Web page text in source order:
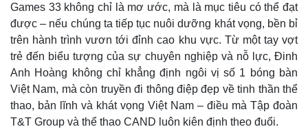
Games 33 không chỉ là mơ ước, mà là mục tiêu có thể đạt
được – nếu chúng ta tiếp tục nuôi dưỡng khát vọng, bền bỉ
trên hành trình vươn tới đỉnh cao khu vực. Từ một tay vợt
trẻ đến biểu tượng của sự chuyên nghiệp và nỗ lực, Đinh
Anh Hoàng không chỉ khẳng định ngôi vị số 1 bóng bàn
Việt Nam, mà còn truyền đi thông điệp đẹp về tinh thần thể
thao, bản lĩnh và khát vọng Việt Nam – điều mà Tập đoàn
T&T Group và thể thao CAND luôn kiên định theo đuổi.